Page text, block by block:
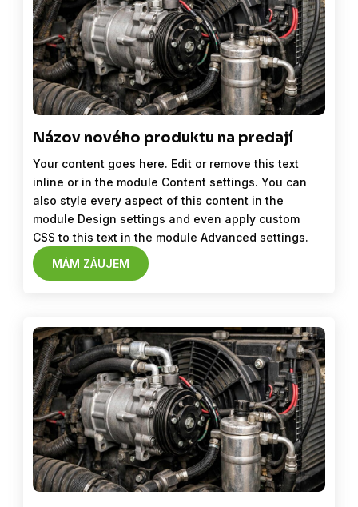
Názov nového produktu na predají
Your content goes here. Edit or remove this text
inline or in the module Content settings. You can
also style every aspect of this content in the
module Design settings and even apply custom
CSS to this text in the module Advanced settings.
MÁM ZÁUJEM